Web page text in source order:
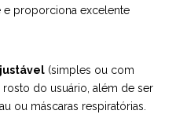
e proporciona excelente
(simples ou com
rosto do usuário, além de ser
ou máscaras respiratórias.